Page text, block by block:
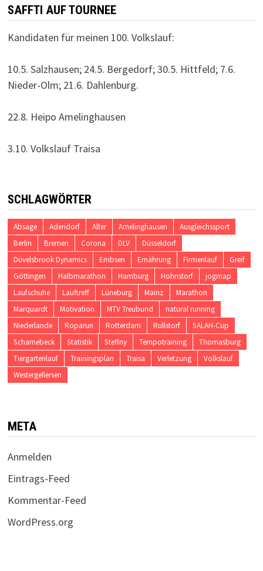
SAFFTI AUF TOURNEE
Kandidaten für meinen 100. Volkslauf:
10.5. Salzhausen; 24.5. Bergedorf; 30.5. Hittfeld; 7.6.
Nieder-Olm; 21.6. Dahlenburg.
22.8. Heipo Amelinghausen
3.10. Volkslauf Traisa
SCHLAGWÖRTER
Absage Adendorf Alter Amelinghausen
Ausgleichssport
Berlin
Bremen Corona DLV
Düsseldorf
Düvelsbrook Dynamics
Embsen Ernährung Firmenlauf
Greif
Göttingen
Halbmarathon Hamburg Hohnstorf
jogmap
Laufschuhe
Lauftreff Lüneburg Mainz
Marathon
Marquardt
Motivation MTV Treubund
natural running
Niederlande
Roparun Rotterdam Rullstorf
SALAH-Cup
Scharnebeck
Statistik Steffny Tempotraining
Thomasburg
Tiergartenlauf
Trainingsplan Traisa Verletzung
Volkslauf
Westergellersen
META
Anmelden
Eintrags-Feed
Kommentar-Feed
WordPress.org